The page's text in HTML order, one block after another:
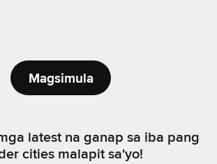
Magsimula
latest na ganap sa iba pang
cities malapit sa'yo!